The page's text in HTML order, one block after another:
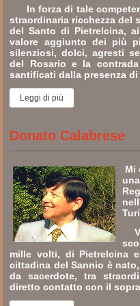
In forza di tale
straordinaria ricchezza del
del Santo di Pietrelcina,
valore aggiunto dei più
silenziosi, dolci, agresti
del Rosario e la
santificati dalla presenza di
Leggi di più
Donato Calabrese
Mi
mille volti, di Pietrelcina
cittadina del Sannio è
da sacerdote, tra
diretto contatto con il